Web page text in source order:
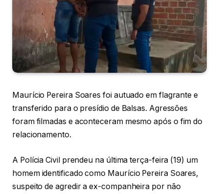
Maurício Pereira Soares foi autuado em flagrante e
transferido para o presídio de Balsas. Agressões
foram filmadas e aconteceram mesmo após o fim do
relacionamento.
A Polícia Civil prendeu na última terça-feira (19) um
homem identificado como Maurício Pereira Soares,
suspeito de agredir a ex-companheira por não